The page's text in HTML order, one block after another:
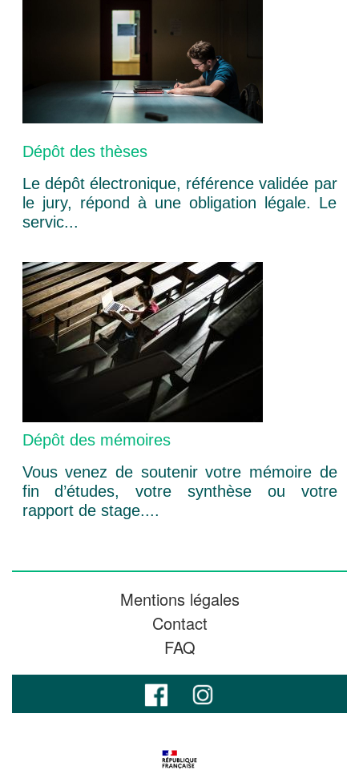
Dépôt des thèses
Le dépôt électronique, référence validée par
le jury, répond à une obligation légale. Le
servic...
Dépôt des mémoires
Vous venez de soutenir votre mémoire de
fin d’études, votre synthèse ou votre
rapport de stage....
Mentions légales
Contact
FAQ